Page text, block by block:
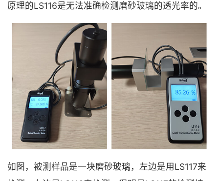
原理的LS116是无法准确检测磨砂玻璃的透光率的。
如图，被测样品是一块磨砂玻璃，左边是用LS117来